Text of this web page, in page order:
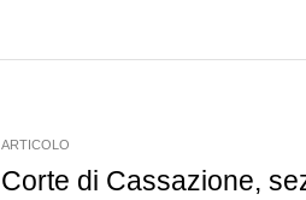
ARTICOLO
Corte di Cassazione,